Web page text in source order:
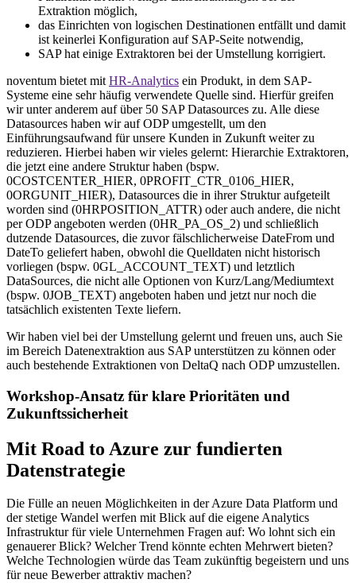
Extraktion möglich,
das Einrichten von logischen Destinationen entfällt und damit
ist keinerlei Konfiguration auf SAP-Seite notwendig,
SAP hat einige Extraktoren bei der Umstellung korrigiert.
noventum bietet mit HR-Analytics ein Produkt, in dem SAP-
Systeme eine sehr häufig verwendete Quelle sind. Hierfür greifen
wir unter anderem auf über 50 SAP Datasources zu. Alle diese
Datasources haben wir auf ODP umgestellt, um den
Einführungsaufwand für unsere Kunden in Zukunft weiter zu
reduzieren. Hierbei haben wir vieles gelernt: Hierarchie Extraktoren,
die jetzt eine andere Struktur haben (bspw.
0COSTCENTER_HIER, 0PROFIT_CTR_0106_HIER,
0ORGUNIT_HIER), Datasources die in ihrer Struktur aufgeteilt
worden sind (0HRPOSITION_ATTR) oder auch andere, die nicht
per ODP angeboten werden (0HR_PA_OS_2) und schließlich
dutzende Datasources, die zuvor fälschlicherweise DateFrom und
DateTo geliefert haben, obwohl die Quelldaten nicht historisch
vorliegen (bspw. 0GL_ACCOUNT_TEXT) und letztlich
DataSources, die nicht alle Optionen von Kurz/Lang/Mediumtext
(bspw. 0JOB_TEXT) angeboten haben und jetzt nur noch die
tatsächlich existenten Texte liefern.
Wir haben viel bei der Umstellung gelernt und freuen uns, auch Sie
im Bereich Datenextraktion aus SAP unterstützen zu können oder
auch bestehende Extraktionen von DeltaQ nach ODP umzustellen.
Workshop-Ansatz für klare Prioritäten und
Zukunftssicherheit
Mit Road to Azure zur fundierten
Datenstrategie
Die Fülle an neuen Möglichkeiten in der Azure Data Platform und
der stetige Wandel werfen mit Blick auf die eigene Analytics
Infrastruktur für viele Unternehmen Fragen auf: Wo lohnt sich ein
genauerer Blick? Welcher Trend könnte echten Mehrwert bieten?
Welche Technologien würde das Team zukünftig begeistern und uns
für neue Bewerber attraktiv machen?